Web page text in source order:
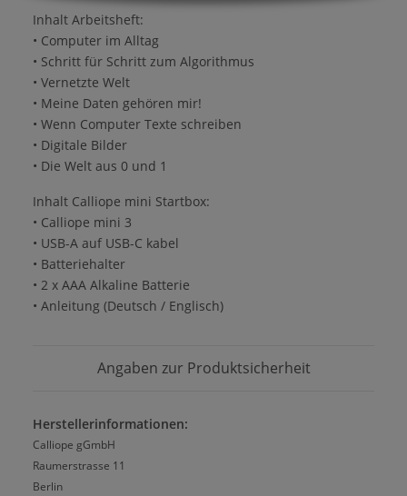
Inhalt Arbeitsheft:
• Computer im Alltag
• Schritt für Schritt zum Algorithmus
• Vernetzte Welt
• Meine Daten gehören mir!
• Wenn Computer Texte schreiben
• Digitale Bilder
• Die Welt aus 0 und 1
Inhalt Calliope mini Startbox:
• Calliope mini 3
• USB-A auf USB-C kabel
• Batteriehalter
• 2 x AAA Alkaline Batterie
• Anleitung (Deutsch / Englisch)
Angaben zur Produktsicherheit
Herstellerinformationen:
Calliope gGmbH
Raumerstrasse 11
Berlin